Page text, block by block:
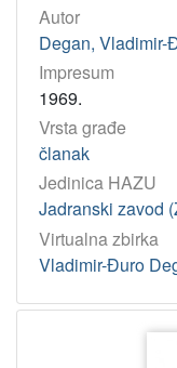
Autor
Degan, Vladimir-
Impresum
1969.
Vrsta građe
članak
Jedinica HAZU
Jadranski zavod
Virtualna zbirka
Vladimir-Đuro